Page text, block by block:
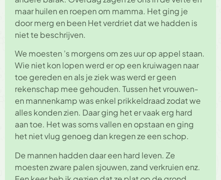
maar huilen en roepen om mamma. Het ging je
door merg en been Het verdriet dat we hadden is
niet te beschrijven.
We moesten ’s morgens om zes uur op appel staan.
Wie niet kon lopen werd er op een kruiwagen naar
toe gereden en als je ziek was werd er geen
rekenschap mee gehouden. Tussen het vrouwen-
en mannenkamp was enkel prikkeldraad zodat we
alles konden zien. Daar ging het er vaak erg hard
aan toe. Het was soms vallen en opstaan en ging
het niet vlug genoeg dan kregen ze een schop.
De mannen hadden daar een hard leven. Ze
moesten zware palen sjouwen, zand verkruien enz.